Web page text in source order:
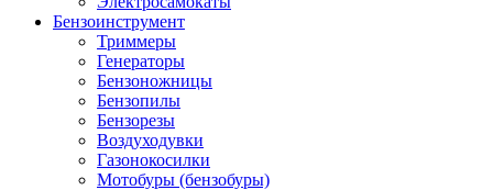
Бензоинструмент
Триммеры
Генераторы
Бензоножницы
Бензопилы
Бензорезы
Воздуходувки
Газонокосилки
Мотобуры (бензобуры)